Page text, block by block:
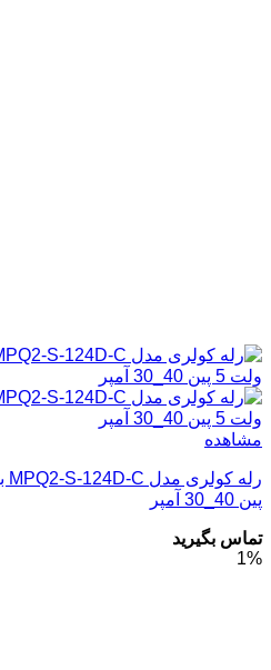
مشاهده
پین 40_30 آمپر
تماس بگیرید
1%